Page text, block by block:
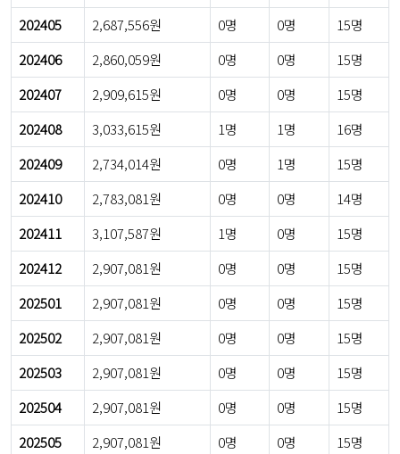
202405
2,687,556원 0명 0명
15명
202406
2,860,059원 0명 0명
15명
202407
2,909,615원 0명 0명
15명
202408
3,033,615원 1명 1명
16명
202409
2,734,014원 0명 1명
15명
202410
2,783,081원 0명 0명
14명
202411
3,107,587원 1명 0명
15명
202412
2,907,081원 0명 0명
15명
202501
2,907,081원 0명 0명
15명
202502
2,907,081원 0명 0명
15명
202503
2,907,081원 0명 0명
15명
202504
2,907,081원 0명 0명
15명
202505
2,907,081원 0명 0명
15명